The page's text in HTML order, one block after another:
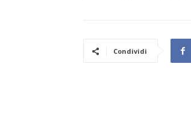
Condividi